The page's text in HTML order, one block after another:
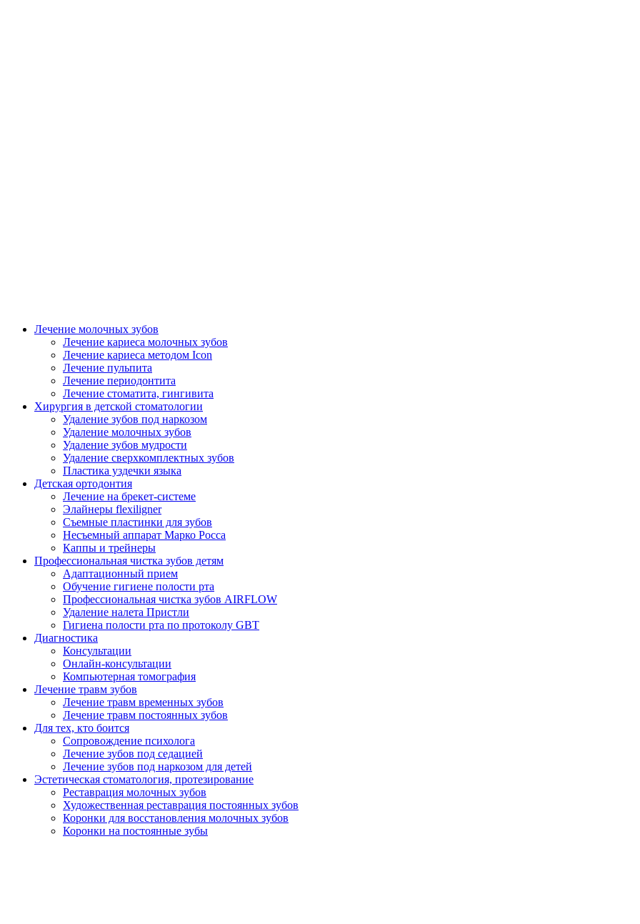
Лечение молочных зубов
Лечение кариеса молочных зубов
Лечение кариеса методом Icon
Лечение пульпита
Лечение периодонтита
Лечение стоматита, гингивита
Хирургия в детской стоматологии
Удаление зубов под наркозом
Удаление молочных зубов
Удаление зубов мудрости
Удаление сверхкомплектных зубов
Пластика уздечки языка
Детская ортодонтия
Лечение на брекет-системе
Элайнеры flexiligner
Съемные пластинки для зубов
Несъемный аппарат Марко Росса
Каппы и трейнеры
Профессиональная чистка зубов детям
Адаптационный прием
Обучение гигиене полости рта
Профессиональная чистка зубов AIRFLOW
Удаление налета Пристли
Гигиена полости рта по протоколу GBT
Диагностика
Консультации
Онлайн-консультации
Компьютерная томография
Лечение травм зубов
Лечение травм временных зубов
Лечение травм постоянных зубов
Для тех, кто боится
Сопровождение психолога
Лечение зубов под седацией
Лечение зубов под наркозом для детей
Эстетическая стоматология, протезирование
Реставрация молочных зубов
Художественная реставрация постоянных зубов
Коронки для восстановления молочных зубов
Коронки на постоянные зубы